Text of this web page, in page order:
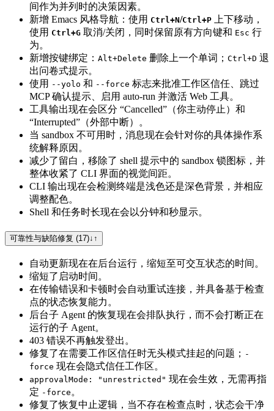
间作为并列时的决策因素。
新增 Emacs 风格导航：使用 Ctrl+N/Ctrl+P 上下移动，
使用 Ctrl+G 取消/关闭，同时保留原有方向键和 Esc 行
为。
新增按键绑定： Alt+Delete 删除上一个单词； Ctrl+D 退
出问卷式提示。
使用 --yolo 和 --force 标志来批准工作区信任、跳过
MCP 确认提示、启用 auto-run 并激活 Web 工具。
工具输出现在会区分 “Cancelled”（你主动停止）和
“Interrupted”（外部中断）。
当 sandbox 不可用时，消息现在会针对你的具体操作系
统解释原因。
减少了留白，移除了 shell 提示中的 sandbox 锁图标，并
整体收紧了 CLI 界面的视觉间距。
CLI 输出现在会检测终端是浅色还是深色背景，并相应
调整配色。
Shell 和任务时长现在会以分钟和秒显示。
可靠性与缺陷修复 (17)↓ ↑
自动更新现在在后台运行，缩短至可交互状态的时间。
缩短了启动时间。
在传输错误和卡顿时会自动重试连接，并具备基于检查
点的状态恢复能力。
后台子 Agent 的恢复现在会排队执行，而不会打断正在
运行的子 Agent。
403 错误不再触发登出。
修复了在需要工作区信任时无头模式挂起的问题； -
force 现在会隐式信任工作区。
approvalMode: "unrestricted" 现在会生效，无需再指
定 -force 。
修复了恢复中止逻辑，当不存在检查点时，状态会干净